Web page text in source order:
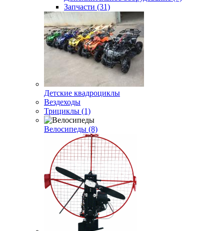
Запчасти (31)
Детские квадроциклы
Вездеходы
Трициклы (1)
Велосипеды (8)